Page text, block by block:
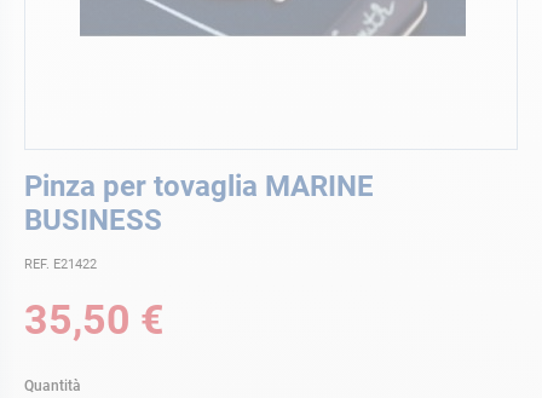
Pinza per tovaglia MARINE
BUSINESS
REF. E21422
35,50 €
Quantità
all'inizio
della
galleria
di